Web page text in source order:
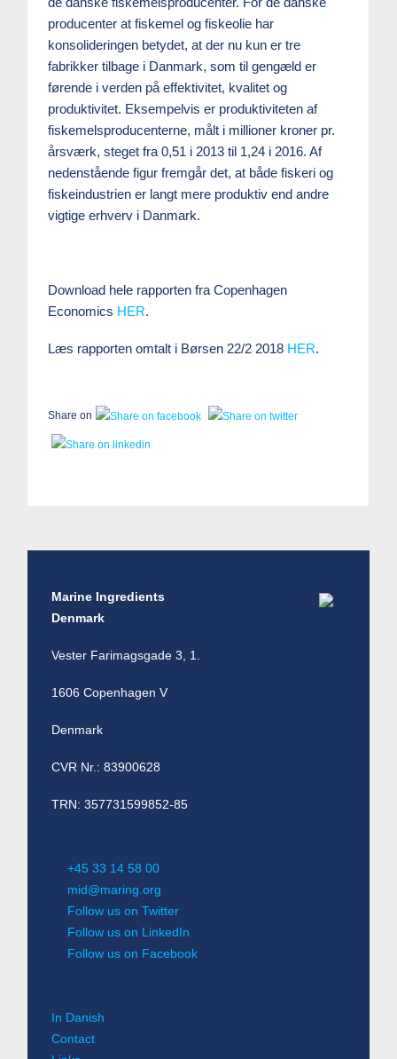
producenter at fiskemel og fiskeolie har
konsolideringen betydet, at der nu kun er tre
fabrikker tilbage i Danmark, som til gengæld er
førende i verden på effektivitet, kvalitet og
produktivitet. Eksempelvis er produktiviteten af
fiskemelsproducenterne, målt i millioner kroner pr.
årsværk, steget fra 0,51 i 2013 til 1,24 i 2016. Af
nedenstående figur fremgår det, at både fiskeri og
fiskeindustrien er langt mere produktiv end andre
vigtige erhverv i Danmark.
Download hele rapporten fra Copenhagen
Economics HER.
Læs rapporten omtalt i Børsen 22/2 2018 HER.
Share on
Marine Ingredients
Denmark
Vester Farimagsgade 3, 1.
1606 Copenhagen V
Denmark
CVR Nr.: 83900628
TRN: 357731599852-85
+45 33 14 58 00
mid@maring.org
Follow us on Twitter
Follow us on LinkedIn
Follow us on Facebook
In Danish
Contact